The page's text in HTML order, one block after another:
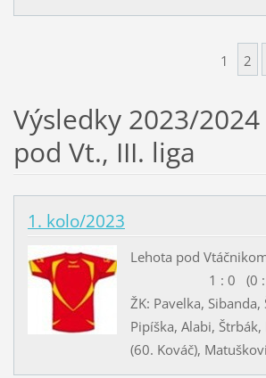
1 2
Výsledky 2023/
pod Vt., III. liga
1. kolo/2023
Lehota pod
1 : 0 (0 : 0)
ŽK: Pavelka,
Pipíška, Alabi, Štrbák,
(60. Kováč),